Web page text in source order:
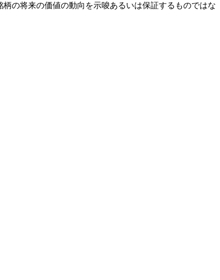
の将来の価値の動向を示唆あるいは保証するものではな